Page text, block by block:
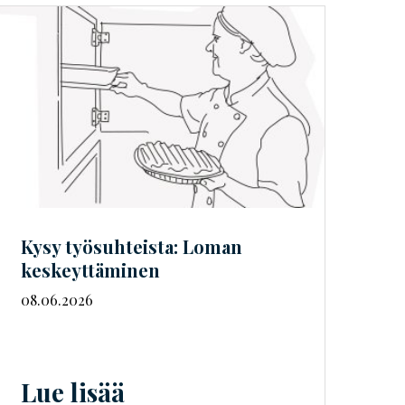
Kysy työsuhteista: Loman
keskeyttäminen
08.06.2026
Lue lisää